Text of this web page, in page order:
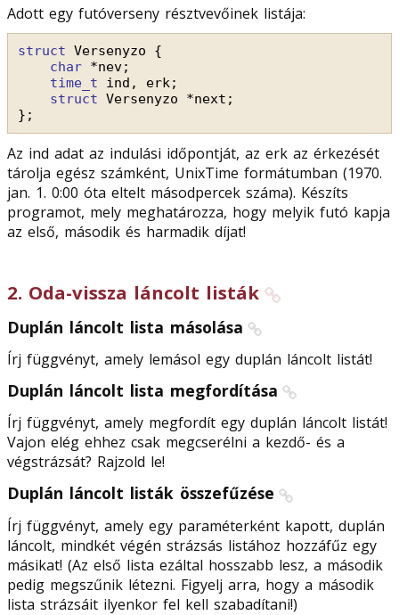
Adott egy futóverseny résztvevőinek listája:
struct Versenyzo {
char *nev;
time_t
ind, erk;
struct Versenyzo *next;
};
Az ind adat az indulási időpontját, az erk az érkezését
tárolja egész számként, UnixTime formátumban (1970.
jan. 1. 0:00 óta eltelt másodpercek száma). Készíts
programot, mely meghatározza, hogy melyik futó kapja
az első, második és harmadik díjat!
2. Oda-vissza láncolt listák
Duplán láncolt lista másolása
Írj függvényt, amely lemásol egy duplán láncolt listát!
Duplán láncolt lista megfordítása
Írj függvényt, amely megfordít egy duplán láncolt listát!
Vajon elég ehhez csak megcserélni a kezdő- és a
végstrázsát? Rajzold le!
Duplán láncolt listák összefűzése
Írj függvényt, amely egy paraméterként kapott, duplán
láncolt, mindkét végén strázsás listához hozzáfűz egy
másikat! (Az első lista ezáltal hosszabb lesz, a második
pedig megszűnik létezni. Figyelj arra, hogy a második
lista strázsáit ilyenkor fel kell szabadítani!)